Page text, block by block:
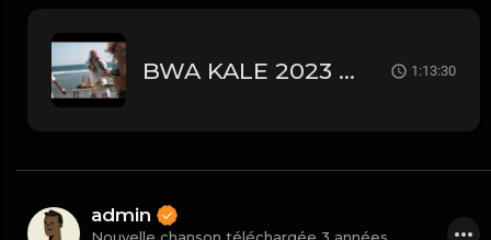
BWA KALE 2023 TONYMIX 1:13:30
admin